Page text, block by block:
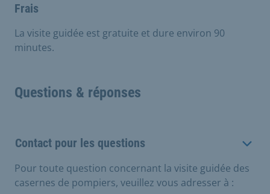
Frais
La visite guidée est gratuite et dure environ 90
minutes.
Questions & réponses
Contact pour les questions
Pour toute question concernant la visite guidée des
casernes de pompiers, veuillez vous adresser à :